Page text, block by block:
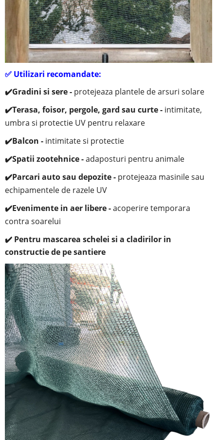
✅ Utilizari recomandate:
✔️Gradini si sere - protejeaza plantele de arsuri solare
✔️Terasa, foisor, pergole, gard sau curte - intimitate,
umbra si protectie UV pentru relaxare
✔️Balcon - intimitate si protectie
✔️Spatii zootehnice -adaposturi pentru animale
✔️Parcari auto sau depozite - protejeaza masinile sau
echipamentele de razele UV
✔️Evenimente in aer libere -acoperire temporara
contra soarelui
✔️ Pentru mascarea schelei si a cladirilor in
constructie de pe santiere